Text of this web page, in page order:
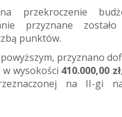
przekroczenie
przyznane
punktów.
przyznano
w wysokości 410.000,00 zł
na II-gi